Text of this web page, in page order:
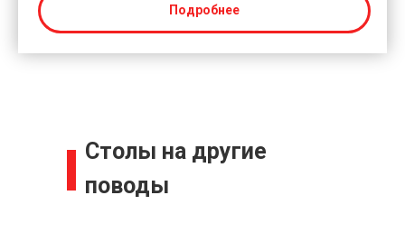
Подробнее
Столы на другие
поводы